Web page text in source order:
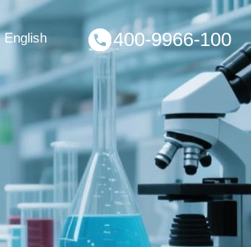
400-9966-100
English